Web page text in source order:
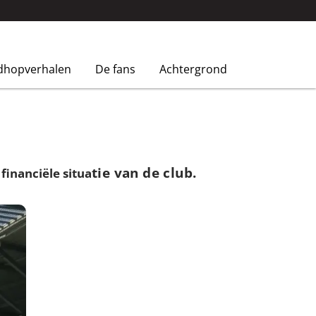
De fans Achtergrond
situatie van de club.